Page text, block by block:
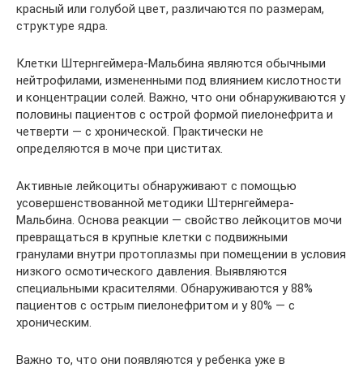
красный или голубой цвет, различаются по размерам,
структуре ядра.
Клетки Штернгеймера-Мальбина являются обычными
нейтрофилами, измененными под влиянием кислотности
и концентрации солей. Важно, что они обнаруживаются у
половины пациентов с острой формой пиелонефрита и
четверти — с хронической. Практически не
определяются в моче при циститах.
Активные лейкоциты обнаруживают с помощью
усовершенствованной методики Штернгеймера-
Мальбина. Основа реакции — свойство лейкоцитов мочи
превращаться в крупные клетки с подвижными
гранулами внутри протоплазмы при помещении в условия
низкого осмотического давления. Выявляются
специальными красителями. Обнаруживаются у 88%
пациентов с острым пиелонефритом и у 80% — с
хроническим.
Важно то, что они появляются у ребенка уже в